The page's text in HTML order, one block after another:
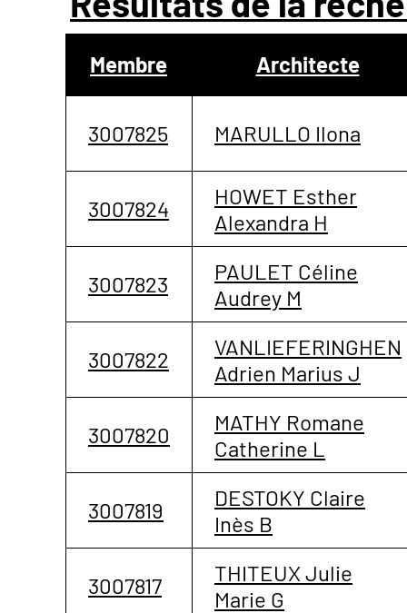
Membre Architecte
3007825 MARULLO Ilona
3007824
HOWET Esther
Alexandra H
3007823
PAULET Céline
Audrey M
3007822
VANLIEFERINGHEN
Adrien Marius J
3007820
MATHY Romane
Catherine L
3007819
DESTOKY Claire
Inès B
3007817
THITEUX Julie
Marie G